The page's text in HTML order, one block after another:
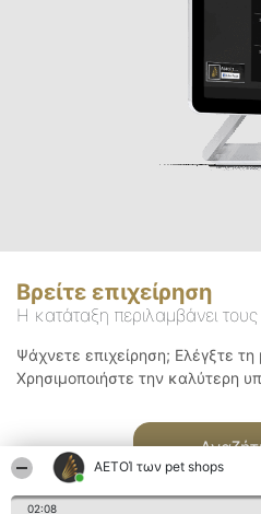
ΑΕΤΟΊ των pet shops
02:08
Βρείτε επιχείρηση
Η κατάταξη περιλαμβάνει
Ψάχνετε επιχείρηση; Ελέγξτε
Χρησιμοποιήστε την καλύτερη